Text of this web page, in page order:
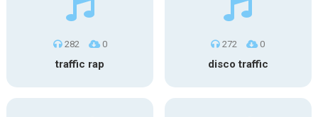
282 0
traffic rap
272 0
disco traffic